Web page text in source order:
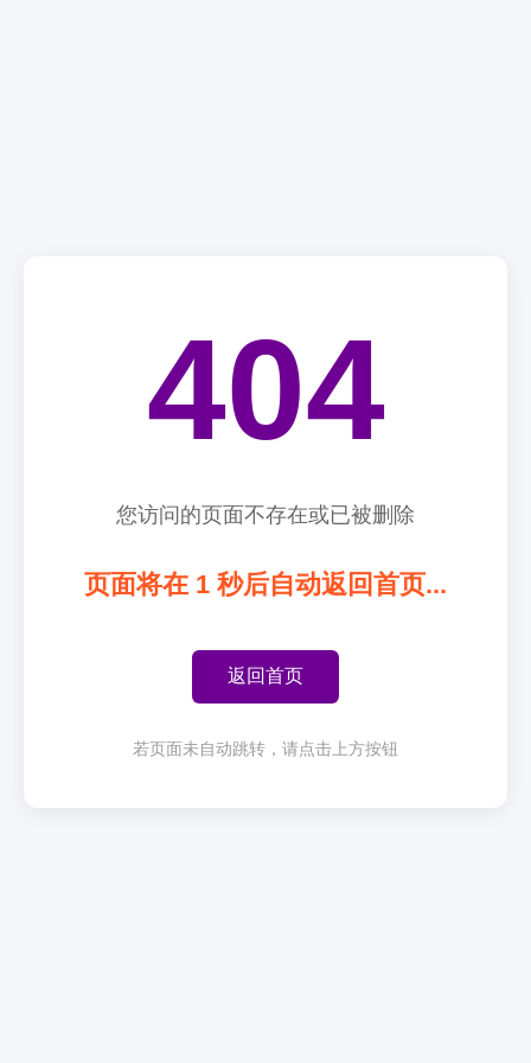
404
您访问的页面不存在或已被删除
页面将在 1 秒后自动返回首页...
返回首页
若页面未自动跳转，请点击上方按钮